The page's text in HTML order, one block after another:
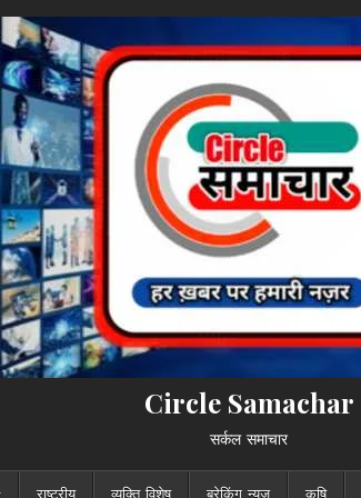
Circle Samachar
सर्कल समाचार